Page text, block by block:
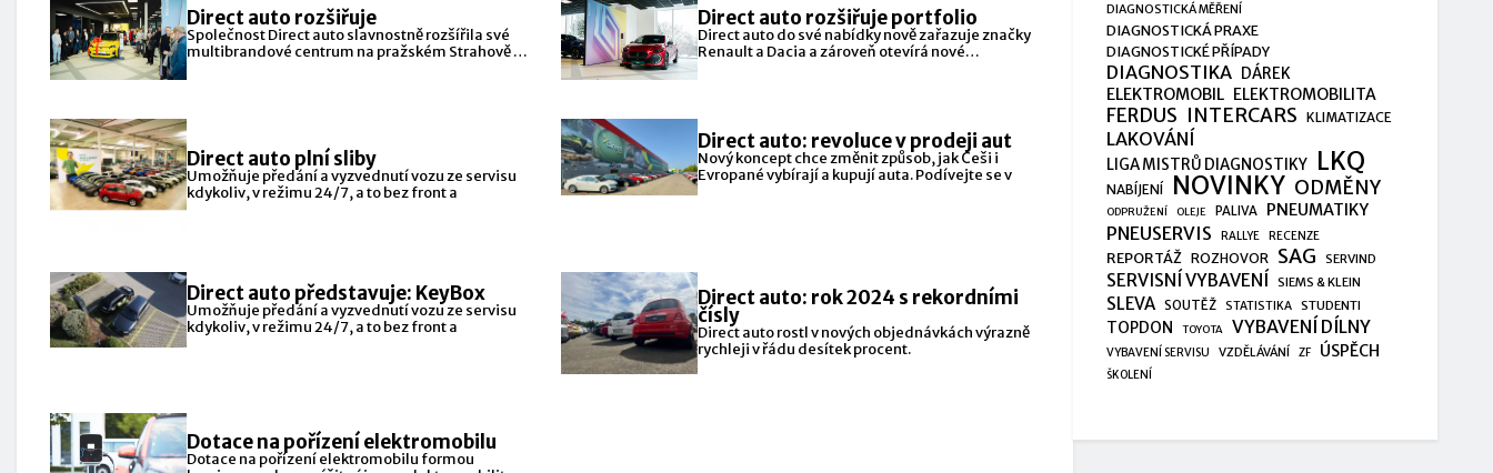
Direct auto rozšiřuje
Společnost Direct auto slavnostně rozšířila své
multibrandové centrum na pražském Strahově o
Direct auto rozšiřuje portfolio
Direct auto do své nabídky nově zařazuje značky
Renault a Dacia a zároveň otevírá nové
Direct auto plní sliby
Umožňuje předání a vyzvednutí vozu ze servisu
kdykoliv, v režimu 24/7, a to bez front a
Direct auto: revoluce v prodeji aut
Nový koncept chce změnit způsob, jak Češi i
Evropané vybírají a kupují auta. Podívejte se v
Direct auto představuje: KeyBox
Umožňuje předání a vyzvednutí vozu ze servisu
kdykoliv, v režimu 24/7, a to bez front a
Direct auto: rok 2024 s rekordními
čísly
Direct auto rostl v nových objednávkách výrazně
rychleji v řádu desítek procent.
Dotace na pořízení elektromobilu
Dotace na pořízení elektromobilu formou
DIAGNOSTICKÁ MĚŘENÍ
DIAGNOSTICKÁ PRAXE
DIAGNOSTICKÉ PŘÍPADY
DIAGNOSTIKA DÁREK
ELEKTROMOBIL ELEKTROMOBILITA
FERDUS INTERCARS KLIMATIZACE
LAKOVÁNÍ
LIGA MISTRŮ DIAGNOSTIKY LKQ
NABÍJENÍ NOVINKY ODMĚNY
ODPRUŽENÍ OLEJE PALIVA PNEUMATIKY
PNEUSERVIS RALLYE RECENZE
REPORTÁŽ ROZHOVOR SAG SERVIND
SERVISNÍ VYBAVENÍ SIEMS & KLEIN
SLEVA SOUTĚŽ STATISTIKA STUDENTI
TOPDON TOYOTA VYBAVENÍ DÍLNY
VYBAVENÍ SERVISU VZDĚLÁVÁNÍ ZF ÚSPĚCH
ŠKOLENÍ